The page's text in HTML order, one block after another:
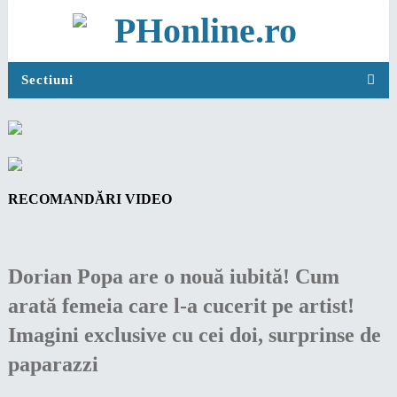
Sectiuni
RECOMANDĂRI VIDEO
Dorian Popa are o nouă iubită! Cum
arată femeia care l-a cucerit pe artist!
Imagini exclusive cu cei doi, surprinse de
paparazzi